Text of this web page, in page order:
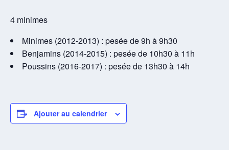
4 minimes
Minimes (2012-2013) : pesée de 9h à 9h30
Benjamins (2014-2015) : pesée de 10h30 à 11h
Poussins (2016-2017) : pesée de 13h30 à 14h
Ajouter au calendrier